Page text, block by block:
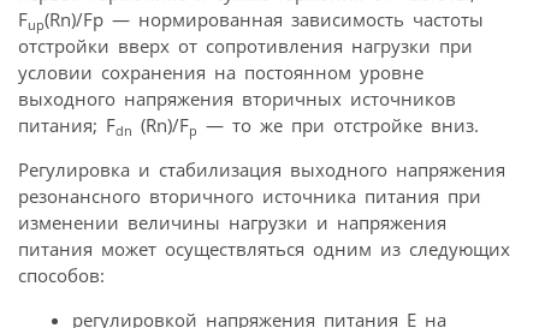
Fup(Rn)/Fp — нормированная зависимость частоты
отстройки вверх от сопротивления нагрузки при
условии сохранения на постоянном уровне
выходного напряжения вторичных источников
питания; Fdn (Rn)/Fp — то же при отстройке вниз.
Регулировка и стабилизация выходного напряжения
резонансного вторичного источника питания при
изменении величины нагрузки и напряжения
питания может осуществляться одним из следующих
способов:
регулировкой напряжения питания Е на